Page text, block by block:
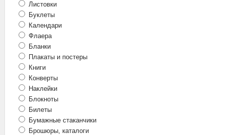
Листовки
Буклеты
Календари
Флаера
Бланки
Плакаты и постеры
Книги
Конверты
Наклейки
Блокноты
Билеты
Бумажные стаканчики
Брошюры, каталоги